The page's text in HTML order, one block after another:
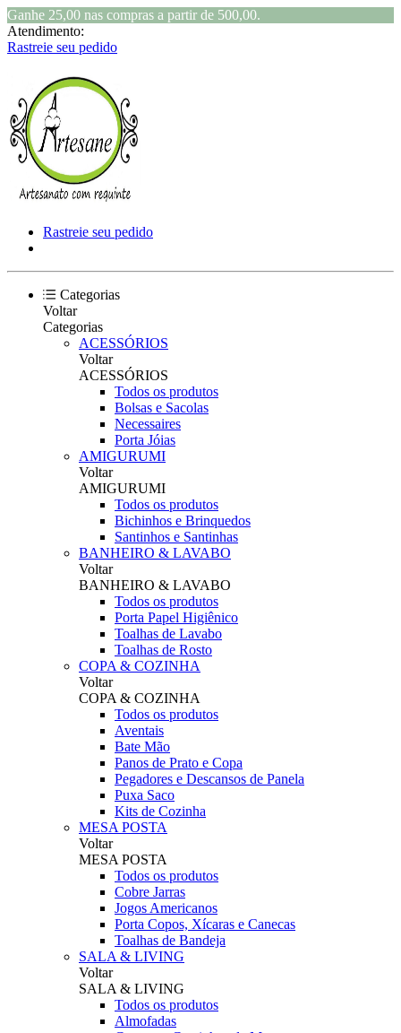
Ganhe 25,00 nas compras a partir de 500,00.
Atendimento:
Rastreie seu pedido
Rastreie seu pedido
Categorias
Voltar
Categorias
ACESSÓRIOS
Voltar
ACESSÓRIOS
Todos os produtos
Bolsas e Sacolas
Necessaires
Porta Jóias
AMIGURUMI
Voltar
AMIGURUMI
Todos os produtos
Bichinhos e Brinquedos
Santinhos e Santinhas
BANHEIRO & LAVABO
Voltar
BANHEIRO & LAVABO
Todos os produtos
Porta Papel Higiênico
Toalhas de Lavabo
Toalhas de Rosto
COPA & COZINHA
Voltar
COPA & COZINHA
Todos os produtos
Aventais
Bate Mão
Panos de Prato e Copa
Pegadores e Descansos de Panela
Puxa Saco
Kits de Cozinha
MESA POSTA
Voltar
MESA POSTA
Todos os produtos
Cobre Jarras
Jogos Americanos
Porta Copos, Xícaras e Canecas
Toalhas de Bandeja
SALA & LIVING
Voltar
SALA & LIVING
Todos os produtos
Almofadas